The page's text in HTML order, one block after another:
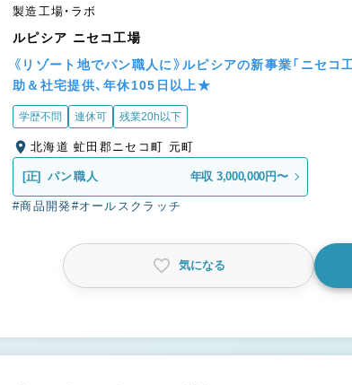
製造工場・ラボ
ルピシア ニセコ工場
《リゾート地でパン職人に》ルピシアの新事業「ニセコ
助＆社宅提供、年休105日以上★
学歴不問 連休可 残業20h以下
北海道 虻田郡ニセコ町 元町
[正] パン職人 年収 3,000,000円〜
#商品開発#オールスクラッチ
気になる